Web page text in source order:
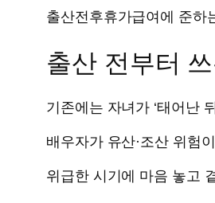
출산전후휴가급여에 준하
출산 전부터
기존에는 자녀가 ‘태어난
배우자가 유산·조산 위험
위급한 시기에 마음 놓고